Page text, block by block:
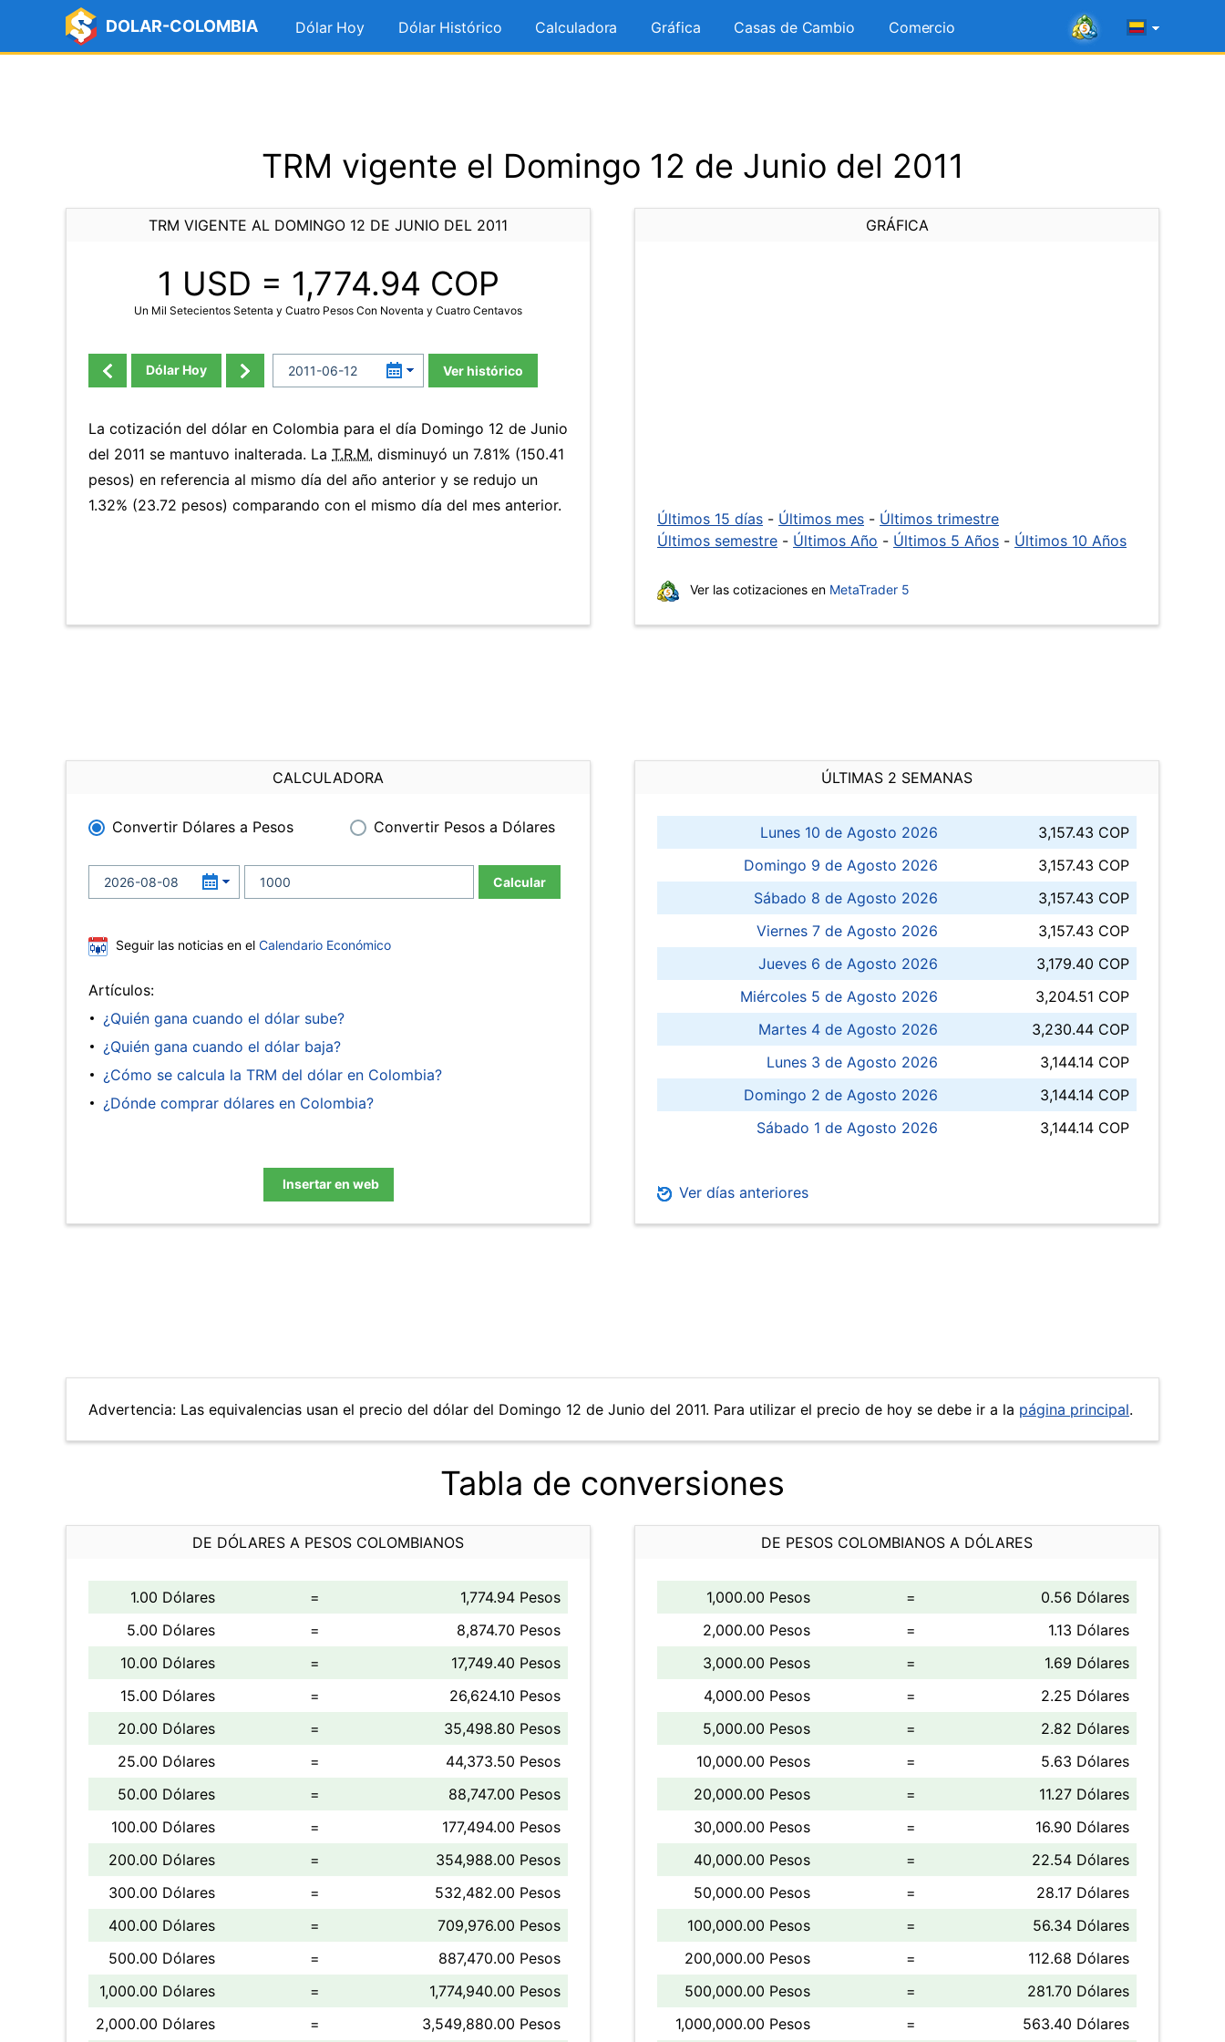
DOLAR-COLOMBIA Dólar Hoy Dólar Histórico Calculadora Gráfica Casas de Cambio Comercio
TRM vigente el Domingo 12 de Junio del 2011
TRM VIGENTE AL DOMINGO 12 DE JUNIO DEL 2011
1 USD = 1,774.94 COP
Un Mil Setecientos Setenta y Cuatro Pesos Con Noventa y Cuatro Centavos
Dólar Hoy Ver histórico
La cotización del dólar en Colombia para el día Domingo 12 de Junio
del 2011 se mantuvo inalterada. La T.R.M. disminuyó un 7.81% (150.41
pesos) en referencia al mismo día del año anterior y se redujo un
1.32% (23.72 pesos) comparando con el mismo día del mes anterior.
GRÁFICA
Últimos 15 días - Últimos mes - Últimos trimestre
Últimos semestre - Últimos Año - Últimos 5 Años - Últimos 10 Años
Ver las cotizaciones en MetaTrader 5
CALCULADORA
Convertir Dólares a Pesos Convertir Pesos a Dólares
Calcular
Seguir las noticias en el Calendario Económico
Artículos:
¿Quién gana cuando el dólar sube?
¿Quién gana cuando el dólar baja?
¿Cómo se calcula la TRM del dólar en Colombia?
¿Dónde comprar dólares en Colombia?
Insertar en web
ÚLTIMAS 2 SEMANAS
Lunes 10 de Agosto 2026
3,157.43 COP
Domingo 9 de Agosto 2026
3,157.43 COP
Sábado 8 de Agosto 2026
3,157.43 COP
Viernes 7 de Agosto 2026
3,157.43 COP
Jueves 6 de Agosto 2026
3,179.40 COP
Miércoles 5 de Agosto 2026
3,204.51 COP
Martes 4 de Agosto 2026
3,230.44 COP
Lunes 3 de Agosto 2026
3,144.14 COP
Domingo 2 de Agosto 2026
3,144.14 COP
Sábado 1 de Agosto 2026
3,144.14 COP
Ver días anteriores
Advertencia: Las equivalencias usan el precio del dólar del Domingo 12 de Junio del 2011. Para utilizar el precio de hoy se debe ir a la página principal.
Tabla de conversiones
DE DÓLARES A PESOS COLOMBIANOS
1.00 Dólares =
1,774.94 Pesos
5.00 Dólares
=
8,874.70 Pesos
10.00 Dólares
=
17,749.40 Pesos
15.00 Dólares
=
26,624.10 Pesos
20.00 Dólares
=
35,498.80 Pesos
25.00 Dólares
=
44,373.50 Pesos
50.00 Dólares
=
88,747.00 Pesos
100.00 Dólares
=
177,494.00 Pesos
200.00 Dólares
=
354,988.00 Pesos
300.00 Dólares
=
532,482.00 Pesos
400.00 Dólares
=
709,976.00 Pesos
500.00 Dólares
=
887,470.00 Pesos
1,000.00 Dólares
=
1,774,940.00 Pesos
2,000.00 Dólares
= 3,549,880.00 Pesos
DE PESOS COLOMBIANOS A DÓLARES
1,000.00 Pesos =
0.56 Dólares
2,000.00 Pesos
=
1.13 Dólares
3,000.00 Pesos
=
1.69 Dólares
4,000.00 Pesos
=
2.25 Dólares
5,000.00 Pesos
=
2.82 Dólares
10,000.00 Pesos
=
5.63 Dólares
20,000.00 Pesos
=
11.27 Dólares
30,000.00 Pesos
=
16.90 Dólares
40,000.00 Pesos
=
22.54 Dólares
50,000.00 Pesos
=
28.17 Dólares
100,000.00 Pesos
=
56.34 Dólares
200,000.00 Pesos
=
112.68 Dólares
500,000.00 Pesos
=
281.70 Dólares
1,000,000.00 Pesos
= 563.40 Dólares